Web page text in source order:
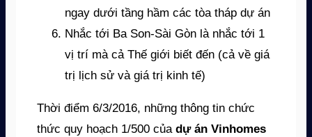
ngay dưới tầng hầm các tòa tháp dự án
Nhắc tới Ba Son-Sài Gòn là nhắc tới 1
vị trí mà cả Thế giới biết đến (cả về giá
trị lịch sử và giá trị kinh tế)
Thời điểm 6/3/2016, những thông tin chức
thức quy hoạch 1/500 của dự án Vinhomes